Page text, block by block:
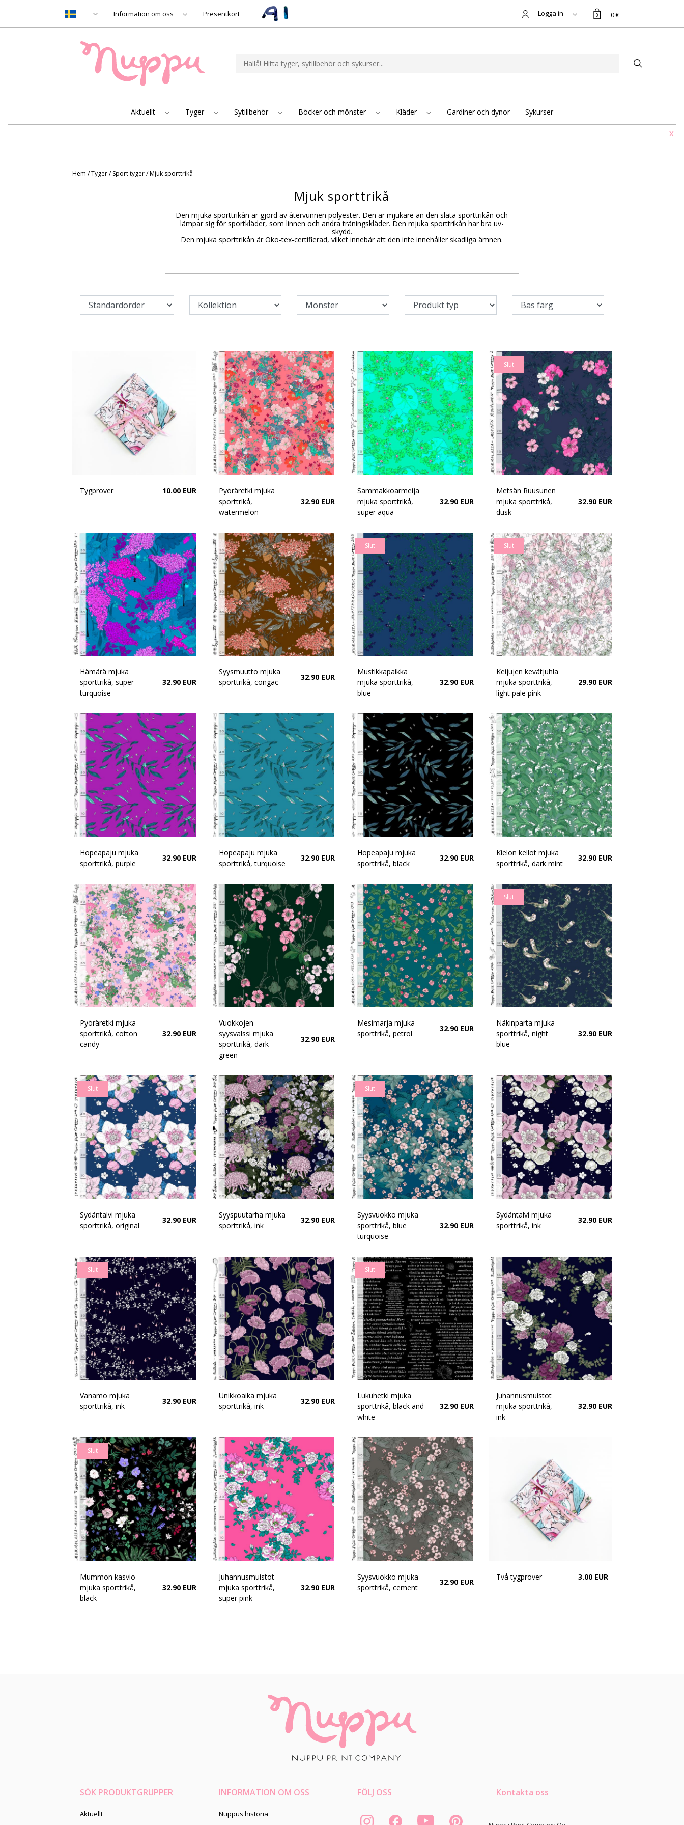
Information om oss Presentkort Logga in 0 0 €
Aktuellt Tyger Sytillbehör Böcker och mönster Kläder Gardiner och dynor Sykurser
X
Hem /Tyger/Sport tyger/Mjuk sporttrikå
Mjuk sporttrikå
Den mjuka sporttrikån är gjord av återvunnen polyester. Den är mjukare än den släta sporttrikån och
lämpar sig för sportkläder, som linnen och andra träningskläder. Den mjuka sporttrikån har bra uv-
skydd.
Den mjuka sporttrikån är Öko-tex-certifierad, vilket innebär att den inte innehåller skadliga ämnen.
Tygprover 10.00 EUR
Pyöräretki mjuka
sporttrikå,
watermelon
32.90 EUR
Sammakkoarmeija
mjuka sporttrikå,
super aqua
32.90 EUR
Slut
Metsän Ruusunen
mjuka sporttrikå,
dusk
32.90 EUR
Hämärä mjuka
sporttrikå, super
turquoise
32.90 EUR
Syysmuutto mjuka
sporttrikå, congac
32.90 EUR
Slut
Mustikkapaikka
mjuka sporttrikå,
blue
32.90 EUR
Slut
Keijujen kevätjuhla
mjuka sporttrikå,
light pale pink
29.90 EUR
Hopeapaju mjuka
sporttrikå, purple
32.90 EUR
Hopeapaju mjuka
sporttrikå, turquoise
32.90 EUR
Hopeapaju mjuka
sporttrikå, black
32.90 EUR
Kielon kellot mjuka
sporttrikå, dark mint
32.90 EUR
Pyöräretki mjuka
sporttrikå, cotton
candy
32.90 EUR
Vuokkojen
syysvalssi mjuka
sporttrikå, dark
green
32.90 EUR
Mesimarja mjuka
sporttrikå, petrol
32.90 EUR
Slut
Näkinparta mjuka
sporttrikå, night
blue
32.90 EUR
Slut
Sydäntalvi mjuka
sporttrikå, original
32.90 EUR
Syyspuutarha mjuka
sporttrikå, ink
32.90 EUR
Slut
Syysvuokko mjuka
sporttrikå, blue
turquoise
32.90 EUR
Sydäntalvi mjuka
sporttrikå, ink
32.90 EUR
Slut
Vanamo mjuka
sporttrikå, ink
32.90 EUR
Unikkoaika mjuka
sporttrikå, ink
32.90 EUR
Slut
Lukuhetki mjuka
sporttrikå, black and
white
32.90 EUR
Juhannusmuistot
mjuka sporttrikå,
ink
32.90 EUR
Slut
Mummon kasvio
mjuka sporttrikå,
black
32.90 EUR
Juhannusmuistot
mjuka sporttrikå,
super pink
32.90 EUR
Syysvuokko mjuka
sporttrikå, cement
32.90 EUR
Två tygprover 3.00 EUR
SÖK PRODUKTGRUPPER
Aktuellt
INFORMATION OM OSS
Nuppus historia
FÖLJ OSS Kontakta oss